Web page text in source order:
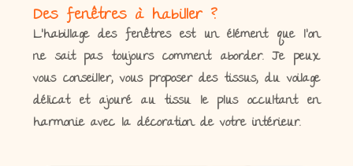
Des fenêtres à habiller ?
L’habillage des fenêtres est un élément que l’on
ne sait pas toujours comment aborder. Je peux
vous conseiller, vous proposer des tissus, du voilage
délicat et ajouré au tissu le plus occultant en
harmonie avec la décoration de votre intérieur.